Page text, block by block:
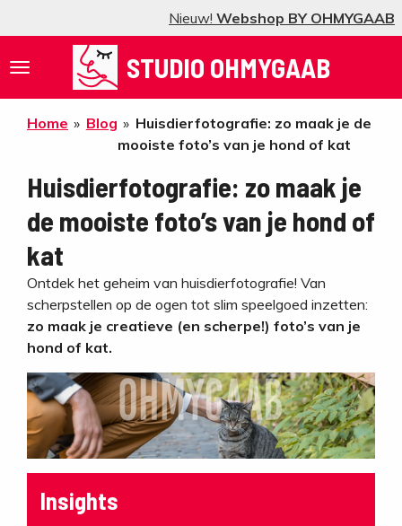
Nieuw! Webshop BY OHMYGAAB
direct
naar
STUDIO OHMYGAAB
Home » Blog » Huisdierfotografie: zo maak je de
mooiste foto’s van je hond of kat
Huisdierfotografie: zo maak je
de mooiste foto’s van je hond of
kat
Ontdek het geheim van huisdierfotografie! Van
scherpstellen op de ogen tot slim speelgoed inzetten:
zo maak je creatieve (en scherpe!) foto’s van je
hond of kat.
Insights